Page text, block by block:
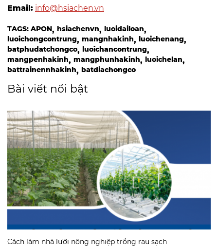
Email: info@hsiachen.vn
TAGS: APON hsiachenvn
luoidailoan
luoichongcontrung
mangnhakinh
luoichenang
batphudatchongco luoichancontrung
mangpenhakinh
mangphunhakinh
luoichelan
battrainennhakinh
batdiachongco
Bài viết nổi bật
Cách làm nhà lưới nông nghiệp trồng rau sạch